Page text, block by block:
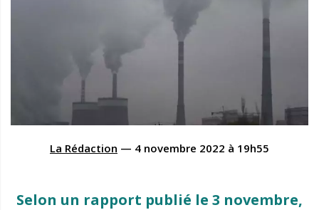
La Rédaction — 4 novembre 2022 à 19h55
Selon un rapport publié le 3 novembre,